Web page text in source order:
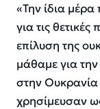
«Την ίδια
για τις θετικές
επίλυση της
μάθαμε για
στην Ουκρανία
χρησίμευσαν